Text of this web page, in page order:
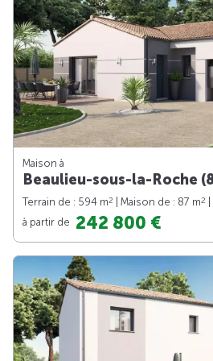
Maison à
Beaulieu-sous-la-Roche
Terrain de : 594 m2 | Maison de : 87 m2
à partir de 242 800 €